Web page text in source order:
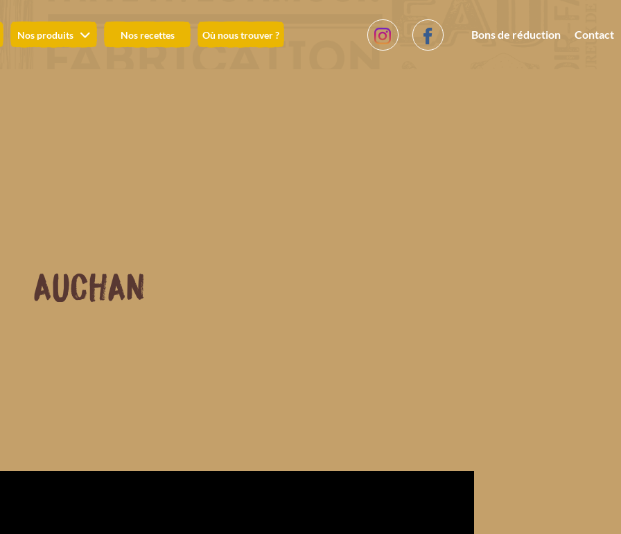
Nos produits Nos recettes Où nous trouver ? Bons de réduction Contact
AUCHAN